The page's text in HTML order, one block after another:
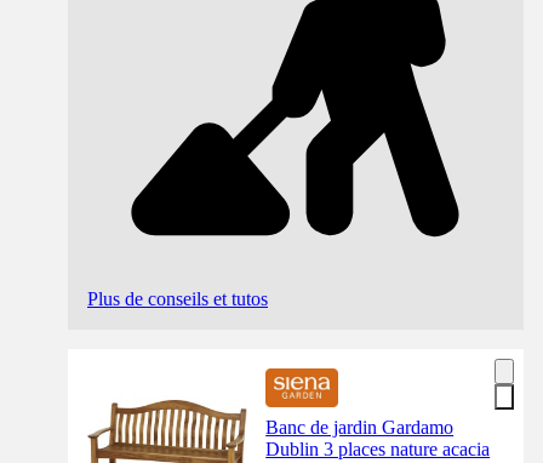
Plus de conseils et tutos
Banc de jardin Gardamo
Dublin 3 places nature acacia